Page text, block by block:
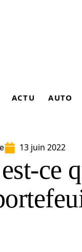
ACTU AUTO
13 juin 2022
ce